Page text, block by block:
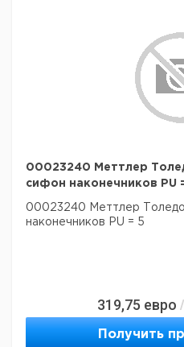
00023240 Меттлер
сифон наконечников PU
00023240 Меттлер
наконечников PU = 5
319,75 евро /
Получить